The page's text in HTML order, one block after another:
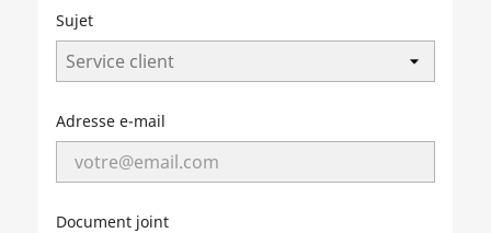
Sujet
Adresse e-mail
Document joint